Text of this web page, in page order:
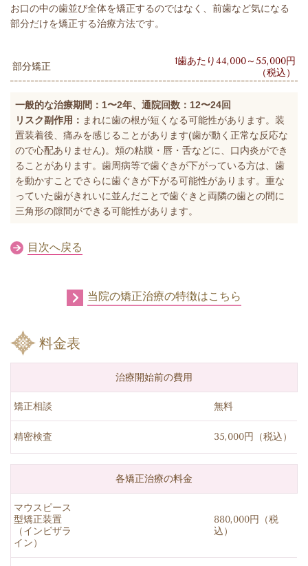
お口の中の歯並び全体を矯正するのではなく、前歯など気になる
部分だけを矯正する治療方法です。
部分矯正
1歯あたり44,000～55,000円
（税込）
一般的な治療期間：1〜2年、通院回数：12〜24回
リスク副作用： まれに歯の根が短くなる可能性があります。装
置装着後、痛みを感じることがあります(歯が動く正常な反応な
ので心配ありません)。頬の粘膜・唇・舌などに、口内炎ができ
ることがあります。歯周病等で歯ぐきが下がっている方は、歯
を動かすことでさらに歯ぐきが下がる可能性があります。重な
っていた歯がきれいに並んだことで歯ぐきと両隣の歯との間に
三角形の隙間ができる可能性があります。
目次へ戻る
当院の矯正治療の特徴はこちら
料金表
治療開始前の費用
矯正相談 無料
精密検査 35,000円（税込）
各矯正治療の料金
マウスピース
型矯正装置
（インビザラ
イン）
880,000円（税
込）